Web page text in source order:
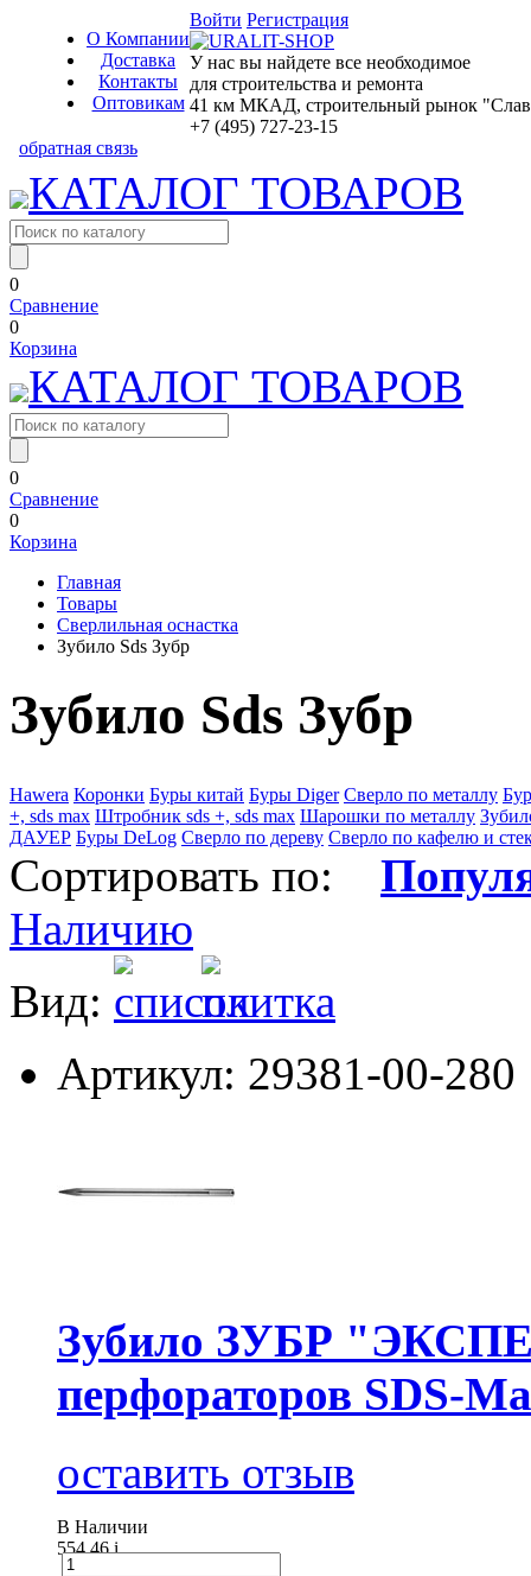
О Компании
Доставка
Контакты
Оптовикам
Войти Регистрация
У нас вы найдете все необходимое
для строительства и ремонта
41 км МКАД, строительный рынок
+7 (495) 727-23-15
обратная связь
КАТАЛОГ ТОВАРОВ
0
Сравнение
0
Корзина
КАТАЛОГ ТОВАРОВ
0
Сравнение
0
Корзина
Главная
Товары
Сверлильная оснастка
Зубило Sds Зубр
Зубило Sds Зубр
Hawera Коронки Буры китай Буры Diger Сверло по металлу
+, sds max Штробник sds +, sds max Шарошки по металлу
ДАУЕР Буры DeLog Сверло по дереву Сверло по кафелю и
Сортировать по:
Наличию
Вид:
Артикул: 29381-00-280
Зубило ЗУБР
перфораторов SDS-
оставить отзыв
В Наличии
554.46i